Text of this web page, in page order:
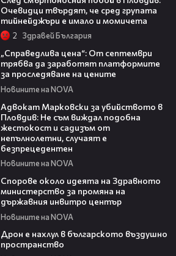
Очевидци твърдят, че сред групата
тийнейджъри е имало и момичета
2 Здравей България
„Справедлива цена“: От септември
трябва да заработят платформите
за проследяване на цените
Новините на NOVA
Адвокат Марковски за убийството в
Пловдив: Не съм виждал подобна
жестокост и садизъм от
непълнолетни, случаят е
безпрецедентен
Новините на NOVA
Спорове около идеята на Здравното
министерство за промяна на
държавния инвитро център
Новините на NOVA
Дрон е нахлул в българското въздушно
пространство